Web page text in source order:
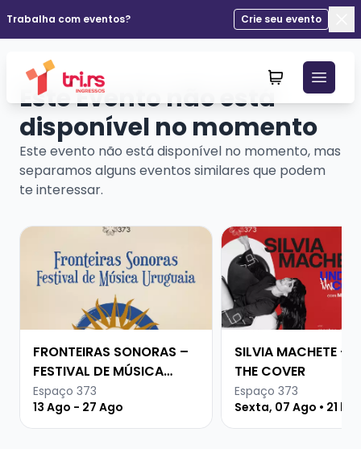
Trabalha com eventos?
Crie seu evento
Este Evento não está
disponível no momento
Este evento não está disponível no momento, mas
separamos alguns eventos similares que podem
te interessar.
Veja mais sobre FRONTEIRAS SONORAS – FESTIVAL
FRONTEIRAS SONORAS –
FESTIVAL DE MÚSICA
URUGUAIA
Espaço 373
13 Ago - 27 Ago
Veja mais sobre
SILVIA MACHETE -
THE COVER
Espaço 373
Sexta, 07 Ago • 21